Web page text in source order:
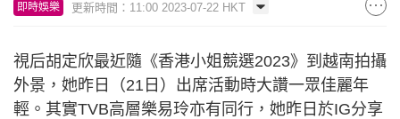
即時娛樂 更新時間：11:00 2023-07-22 HKT
視后胡定欣最近隨《香港小姐競選2023》到越南拍攝
外景，她昨日（21日）出席活動時大讚一眾佳麗年
輕。其實TVB高層樂易玲亦有同行，她昨日於IG分享